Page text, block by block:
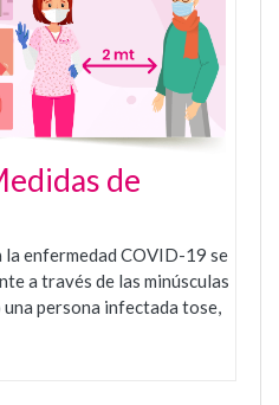
de
la enfermedad COVID-19 se
a través de las minúsculas
persona infectada tose,